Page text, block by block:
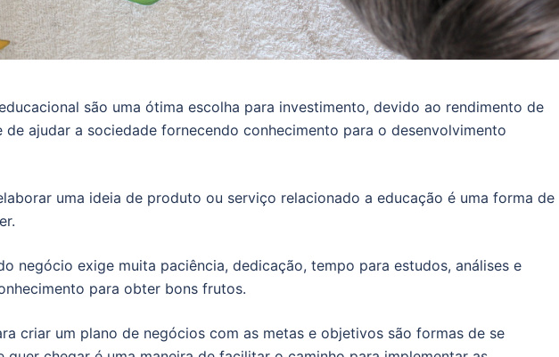
são uma ótima escolha para investimento, devido ao rendimento de
de ajudar a sociedade fornecendo conhecimento para o desenvolvimento
uma ideia de produto ou serviço relacionado a educação é uma forma de
negócio exige muita paciência, dedicação, tempo para estudos, análises e
para obter bons frutos.
criar um plano de negócios com as metas e objetivos são formas de se